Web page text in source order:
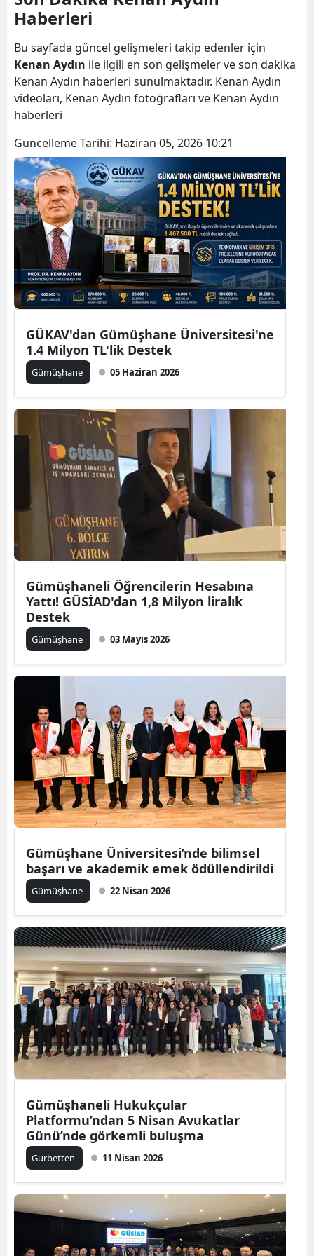
Bingöl
Bitlis
Bolu
Bursa
Çanakkale
Çankırı
Çorum
Denizli
Diyarbakır
Edirne
Eskişehir
Gaziantep
Giresun
Gümüşhane
Hakkari
Hatay
İstanbul
İzmir
Kars
Kastamonu
Kayseri
Kırklareli
Kırşehir
Kocaeli
Kütahya
Malatya
Manisa
Kahramanmaraş
Mardin
Muğla
Muş
Nevşehir
Ordu
Rize
Sakarya
Haberleri
Bu sayfada güncel gelişmeleri takip edenler için
Kenan Aydın ile ilgili en son gelişmeler ve son dakika
Kenan Aydın haberleri sunulmaktadır. Kenan Aydın
videoları, Kenan Aydın fotoğrafları ve Kenan Aydın
haberleri
Güncelleme Tarihi: Haziran 05, 2026 10:21
GÜKAV'dan Gümüşhane Üniversitesi'ne
1.4 Milyon TL'lik Destek
Gümüşhane 05 Haziran 2026
Gümüşhaneli Öğrencilerin Hesabına
Yattı! GÜSİAD'dan 1,8 Milyon liralık
Destek
Gümüşhane 03 Mayıs 2026
Gümüşhane Üniversitesi’nde bilimsel
başarı ve akademik emek ödüllendirildi
Gümüşhane 22 Nisan 2026
Gümüşhaneli Hukukçular
Platformu’ndan 5 Nisan Avukatlar
Günü’nde görkemli buluşma
Gurbetten 11 Nisan 2026